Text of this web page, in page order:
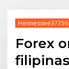
Hennessee37756
Forex
filipinas